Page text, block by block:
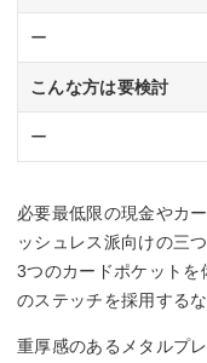
ー
こんな方は要検討
ー
必要最低限の現金やカ
ッシュレス派向けの三
3つのカードポケットを
のステッチを採用する
重厚感のあるメタルプ